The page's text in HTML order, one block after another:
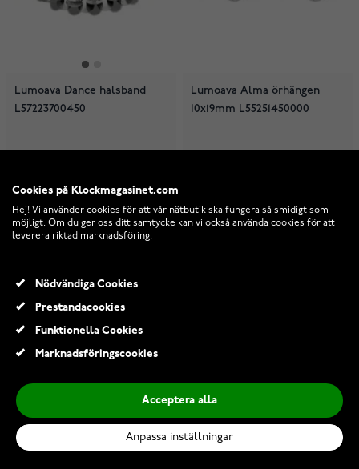
Lumoava Dance halsband
L57223700450
15 389,00 Kr
12 311,00 Kr
Lumoava Alma örhängen
10x19mm L55251450000
1 309,00 Kr
Cookies på Klockmagasinet.com
Hej! Vi använder cookies för att vår nätbutik ska fungera så smidigt som
möjligt. Om du ger oss ditt samtycke kan vi också använda cookies för att
leverera riktad marknadsföring.
Nödvändiga Cookies
Prestandacookies
Funktionella Cookies
Marknadsföringscookies
Acceptera alla
Anpassa inställningar